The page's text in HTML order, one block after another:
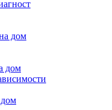
дом
дом